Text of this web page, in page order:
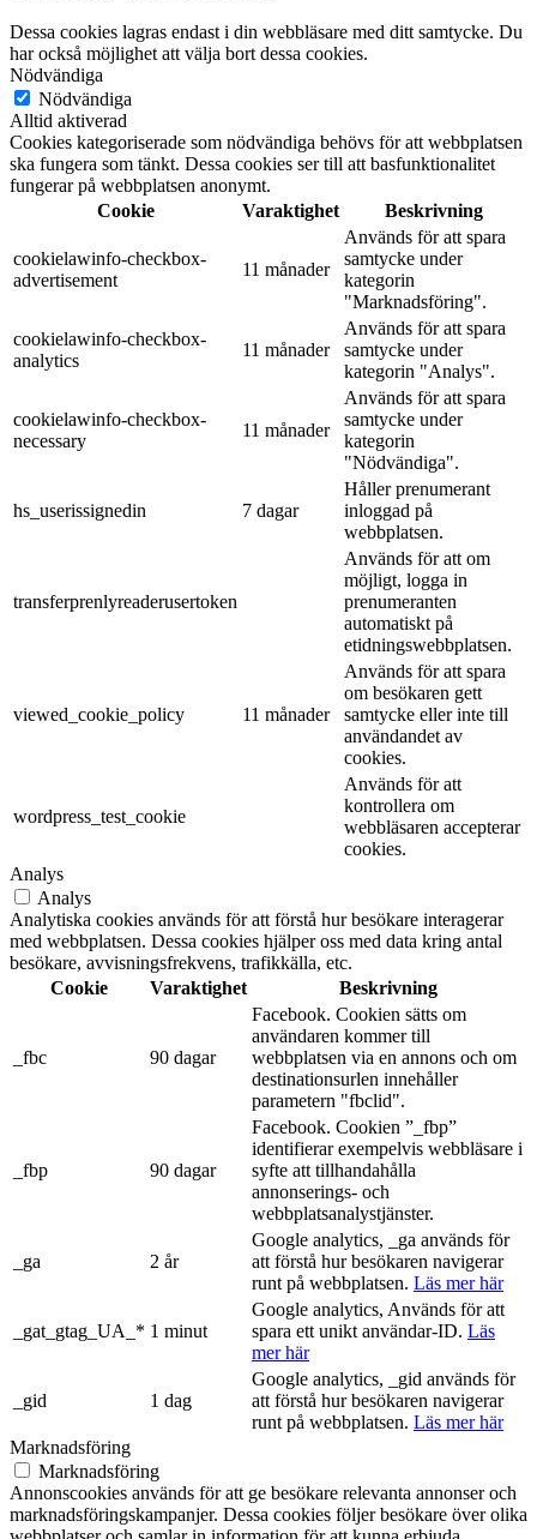
Dessa cookies lagras endast i din webbläsare med ditt samtycke. Du
har också möjlighet att välja bort dessa cookies.
Nödvändiga
Nödvändiga
Alltid aktiverad
Cookies kategoriserade som nödvändiga behövs för att webbplatsen
ska fungera som tänkt. Dessa cookies ser till att basfunktionalitet
fungerar på webbplatsen anonymt.
Cookie
Varaktighet Beskrivning
cookielawinfo-checkbox-
advertisement
11 månader
Används för att spara
samtycke under
kategorin
"Marknadsföring".
cookielawinfo-checkbox-
analytics
11 månader
Används för att spara
samtycke under
kategorin "Analys".
cookielawinfo-checkbox-
necessary
11 månader
Används för att spara
samtycke under
kategorin
"Nödvändiga".
hs_userissignedin 7 dagar
Håller prenumerant
inloggad på
webbplatsen.
transferprenlyreaderusertoken
Används för att om
möjligt, logga in
prenumeranten
automatiskt på
etidningswebbplatsen.
viewed_cookie_policy 11 månader
Används för att spara
om besökaren gett
samtycke eller inte till
användandet av
cookies.
wordpress_test_cookie
Används för att
kontrollera om
webbläsaren accepterar
cookies.
Analys
Analys
Analytiska cookies används för att förstå hur besökare interagerar
med webbplatsen. Dessa cookies hjälper oss med data kring antal
besökare, avvisningsfrekvens, trafikkälla, etc.
Cookie
Varaktighet Beskrivning
_fbc 90 dagar
Facebook. Cookien sätts om
användaren kommer till
webbplatsen via en annons och om
destinationsurlen innehåller
parametern "fbclid".
_fbp 90 dagar
Facebook. Cookien ”_fbp”
identifierar exempelvis webbläsare i
syfte att tillhandahålla
annonserings- och
webbplatsanalystjänster.
_ga 2 år
Google analytics, _ga används för
att förstå hur besökaren navigerar
runt på webbplatsen. Läs mer här
_gat_gtag_UA_* 1 minut
Google analytics, Används för att
spara ett unikt användar-ID. Läs
mer här
_gid 1 dag
Google analytics, _gid används för
att förstå hur besökaren navigerar
runt på webbplatsen. Läs mer här
Marknadsföring
Marknadsföring
Annonscookies används för att ge besökare relevanta annonser och
marknadsföringskampanjer. Dessa cookies följer besökare över olika